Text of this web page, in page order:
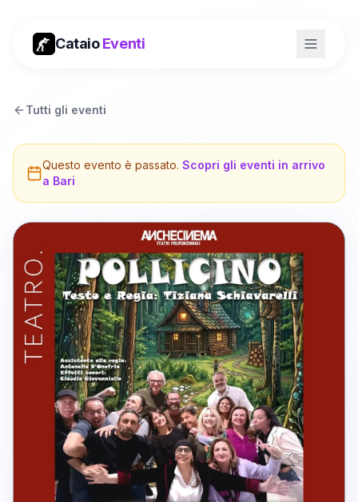
CataioEventi
Tutti gli eventi
Questo evento è passato. Scopri gli eventi in arrivo
a Bari